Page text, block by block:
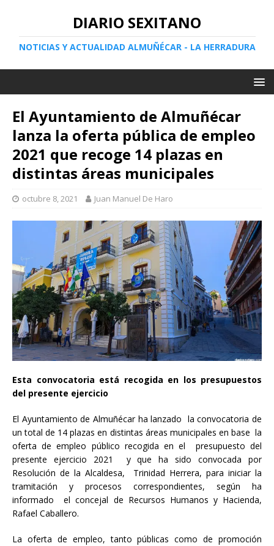
DIARIO SEXITANO
NOTICIAS Y ACTUALIDAD ALMUÑÉCAR - LA HERRADURA
El Ayuntamiento de Almuñécar
lanza la oferta pública de empleo
2021 que recoge 14 plazas en
distintas áreas municipales
octubre 8, 2021 Juan Manuel De Haro
Esta convocatoria está recogida en los presupuestos
del presente ejercicio
El Ayuntamiento de Almuñécar ha lanzado la convocatoria de
un total de 14 plazas en distintas áreas municipales en base la
oferta de empleo público recogida en el presupuesto del
presente ejercicio 2021 y que ha sido convocada por
Resolución de la Alcaldesa, Trinidad Herrera, para iniciar la
tramitación y procesos correspondientes, según ha
informado el concejal de Recursos Humanos y Hacienda,
Rafael Caballero.
La oferta de empleo, tanto públicas como de promoción